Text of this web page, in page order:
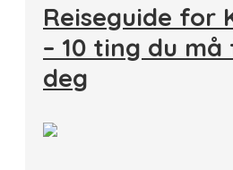
Reiseguide for
– 10 ting du
deg